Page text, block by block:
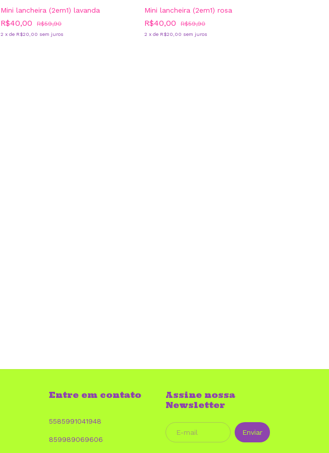
Mini lancheira (2em1) lavanda
R$40,00 R$59,90
2 x de R$20,00 sem juros
Mini lancheira (2em1) rosa
R$40,00 R$59,90
2 x de R$20,00 sem juros
Entre em contato
5585991041948
859989069606
Assine nossa
Newsletter